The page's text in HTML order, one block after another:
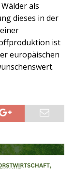
als
dieses in der
ist
europäischen